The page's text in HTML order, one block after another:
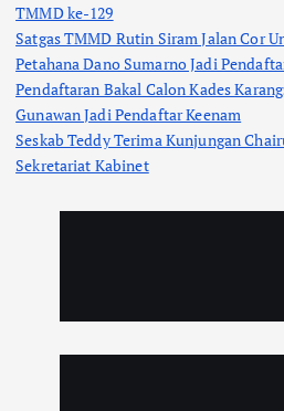
TMMD ke-129
Satgas TMMD Rutin Siram Jalan Cor
Petahana Dano Sumarno Jadi
Pendaftaran Bakal Calon Kades
Gunawan Jadi Pendaftar Keenam
Seskab Teddy Terima Kunjungan
Sekretariat Kabinet